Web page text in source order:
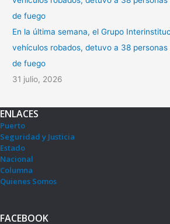
En la última semana, el Grupo
vehículos robados, detuvo a 38
de fuego
31 julio, 2026
ENLACES
Puerto
Seguridad y Justicia
Estado
Nacional
Columna
Quienes Somos
FACEBOOK